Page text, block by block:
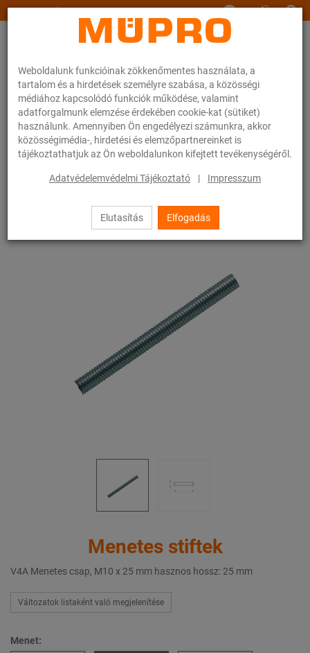
Weboldalunk funkcióinak zökkenőmentes használata, a
tartalom és a hirdetések személyre szabása, a közösségi
médiához kapcsolódó funkciók működése, valamint
adatforgalmunk elemzése érdekében cookie-kat (sütiket)
használunk. Amennyiben Ön engedélyezi számunkra, akkor
közösségimédia-, hirdetési és elemzőpartnereinket is
tájékoztathatjuk az Ön weboldalunkon kifejtett tevékenységéről.
Adatvédelemvédelmi Tájékoztató | Impresszum
Elutasítás Elfogadás
www.muepro.hu
Webáruhàz Rögzítéstechnika Szerelési anyagok Menetes stiftek
23 / 83
Menetes stiftek
V4A Menetes csap, M10 x 25 mm hasznos hossz: 25 mm
Változatok listaként való megjelenítése
Menet: